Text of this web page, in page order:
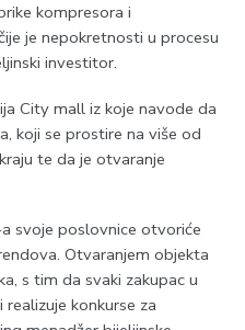
kompresora i
je nepokretnosti u procesu
investitor.
City mall iz koje navode da
koji se prostire na više od
te da je otvaranje
svoje poslovnice otvoriće
Otvaranjem objekta
s tim da svaki zakupac u
konkurse za